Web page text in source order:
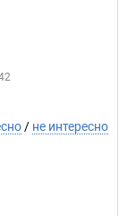
/ не интересно